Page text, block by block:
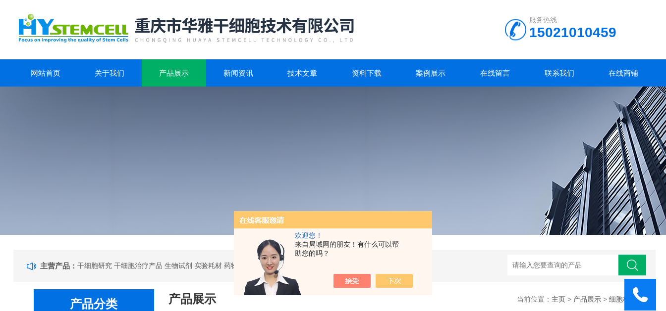
欢迎您！
来自局域网的朋友！有什么可以帮
助您的吗？
服务热线
15021010459
网站首页 关于我们 产品展示 新闻资讯 技术文章 资料下载 案例展示 在线留言 联系我们 在线商铺
主营产品：干细胞研究 干细胞治疗产品 生物试剂 实验耗材 药物研发
产品分类 产品展示 当前位置： 主页> 产品展示> 细胞株 >